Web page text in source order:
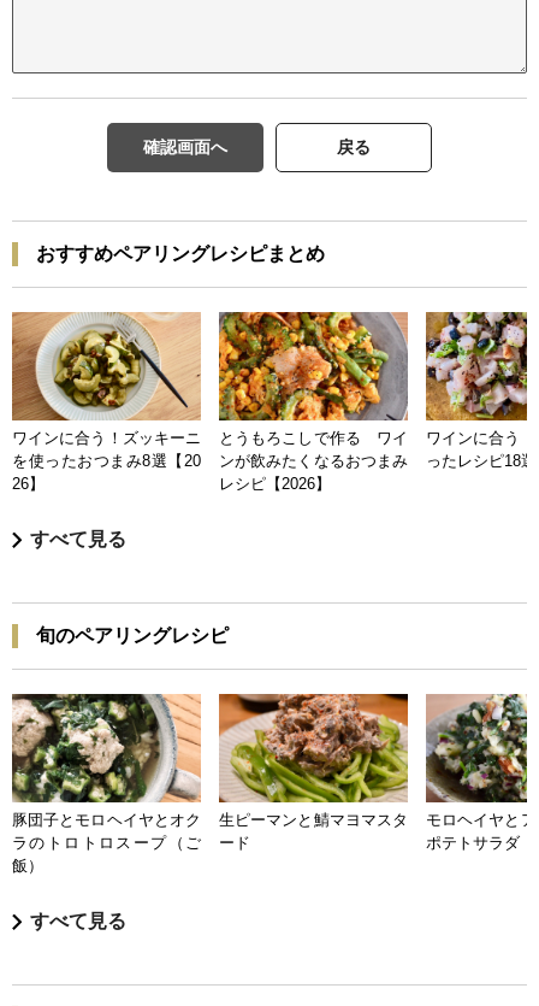
確認画面へ 戻る
おすすめペアリングレシピまとめ
ワインに合う！ズッキーニ
を使ったおつまみ8選【20
26】
とうもろこしで作る ワイ
ンが飲みたくなるおつまみ
レシピ【2026】
ワインに合う
ったレシピ18
すべて見る
旬のペアリングレシピ
豚団子とモロヘイヤとオク
ラのトロトロスープ（ご
飯）
生ピーマンと鯖マヨマスタ
ード
モロヘイヤと
ポテトサラダ
すべて見る